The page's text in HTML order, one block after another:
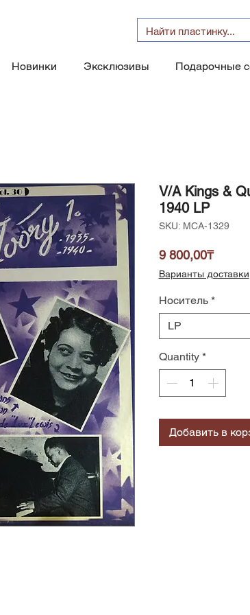
Новинки Эксклюзивы Подарочные
V/A Kings &
1940 LP
SKU: MCA-1329
9 800,00₸Price
Варианты доставки
Носитель *
LP
Quantity *
Добавить в